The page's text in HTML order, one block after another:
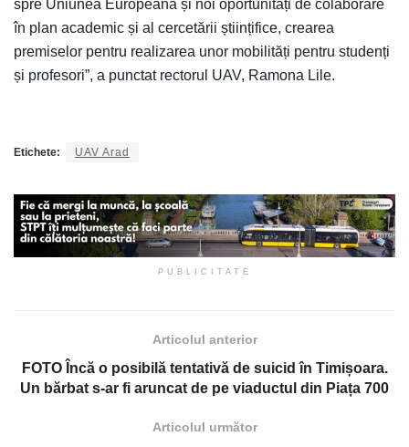
spre Uniunea Europeană și noi oportunități de colaborare
în plan academic și al cercetării științifice, crearea
premiselor pentru realizarea unor mobilități pentru studenți
și profesori”, a punctat rectorul UAV, Ramona Lile.
Etichete: UAV Arad
PUBLICITATE
Articolul anterior
FOTO Încă o posibilă tentativă de suicid în Timișoara.
Un bărbat s-ar fi aruncat de pe viaductul din Piața 700
Articolul următor